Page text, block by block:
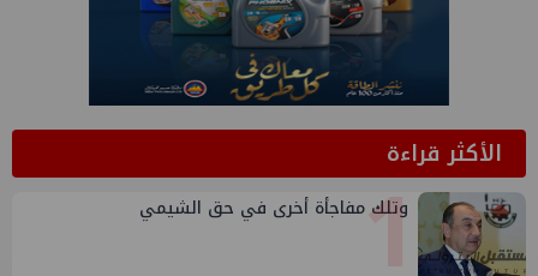
الأكثر قراءة1
وتلك مفاجأة أخرى في حق الشيمي